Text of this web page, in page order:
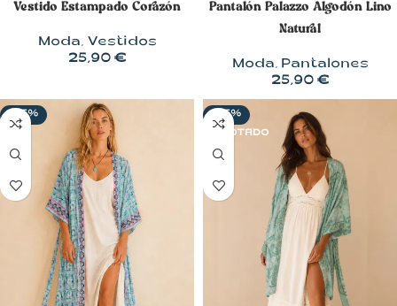
Vestido Estampado Corazón
Moda, Vestidos
25,90 €
Pantalón Palazzo Algodón Lino
Natural
Moda, Pantalones
25,90 €
-25%
-35%
AGOTADO